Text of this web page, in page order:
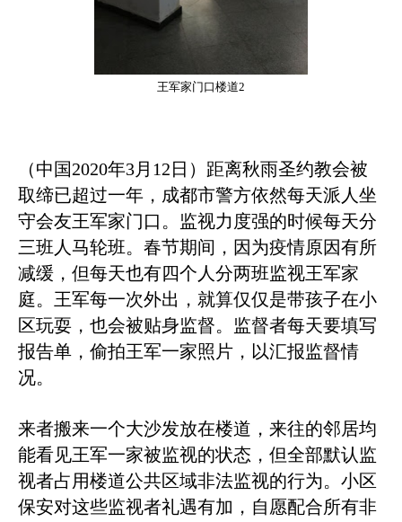
王军家门口楼道2
（中国2020年3月12日）距离秋雨圣约教会被
取缔已超过一年，成都市警方依然每天派人坐
守会友王军家门口。监视力度强的时候每天分
三班人马轮班。春节期间，因为疫情原因有所
减缓，但每天也有四个人分两班监视王军家
庭。王军每一次外出，就算仅仅是带孩子在小
区玩耍，也会被贴身监督。监督者每天要填写
报告单，偷拍王军一家照片，以汇报监督情
况。
来者搬来一个大沙发放在楼道，来往的邻居均
能看见王军一家被监视的状态，但全部默认监
视者占用楼道公共区域非法监视的行为。小区
保安对这些监视者礼遇有加，自愿配合所有非